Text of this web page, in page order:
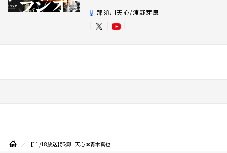
那須川天心/浦野芽良
【11/18放送】那須川天心 ❌青木真也